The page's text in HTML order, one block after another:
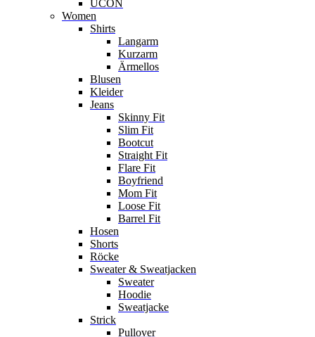
UCON
Women
Shirts
Langarm
Kurzarm
Ärmellos
Blusen
Kleider
Jeans
Skinny Fit
Slim Fit
Bootcut
Straight Fit
Flare Fit
Boyfriend
Mom Fit
Loose Fit
Barrel Fit
Hosen
Shorts
Röcke
Sweater & Sweatjacken
Sweater
Hoodie
Sweatjacke
Strick
Pullover